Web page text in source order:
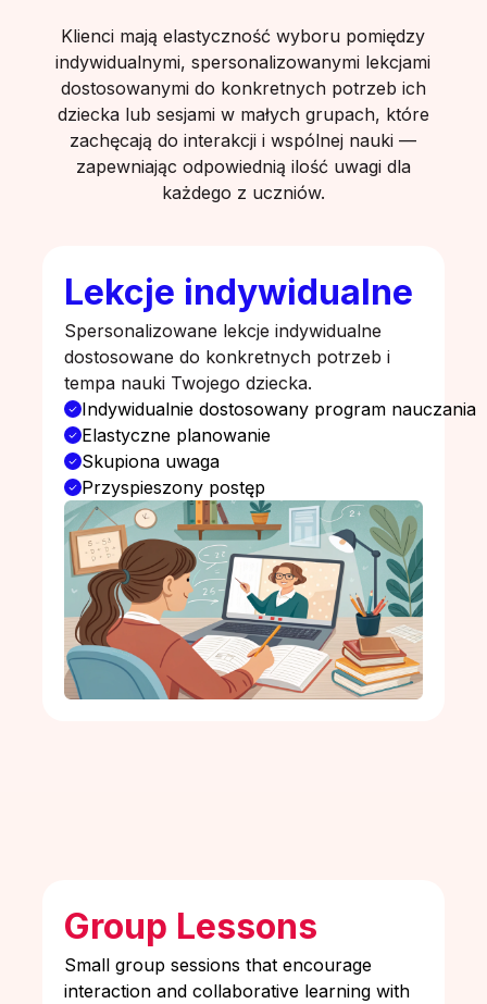
Group Lessons
Small group sessions that encourage
interaction and collaborative learning with
Lekcje indywidualne
Spersonalizowane lekcje indywidualne
dostosowane do konkretnych potrzeb i
tempa nauki Twojego dziecka.
Indywidualnie dostosowany program nauczania
Elastyczne planowanie
Skupiona uwaga
Przyspieszony postęp
Klienci mają elastyczność wyboru pomiędzy
indywidualnymi, spersonalizowanymi lekcjami
dostosowanymi do konkretnych potrzeb ich
dziecka lub sesjami w małych grupach, które
zachęcają do interakcji i wspólnej nauki —
zapewniając odpowiednią ilość uwagi dla
każdego z uczniów.